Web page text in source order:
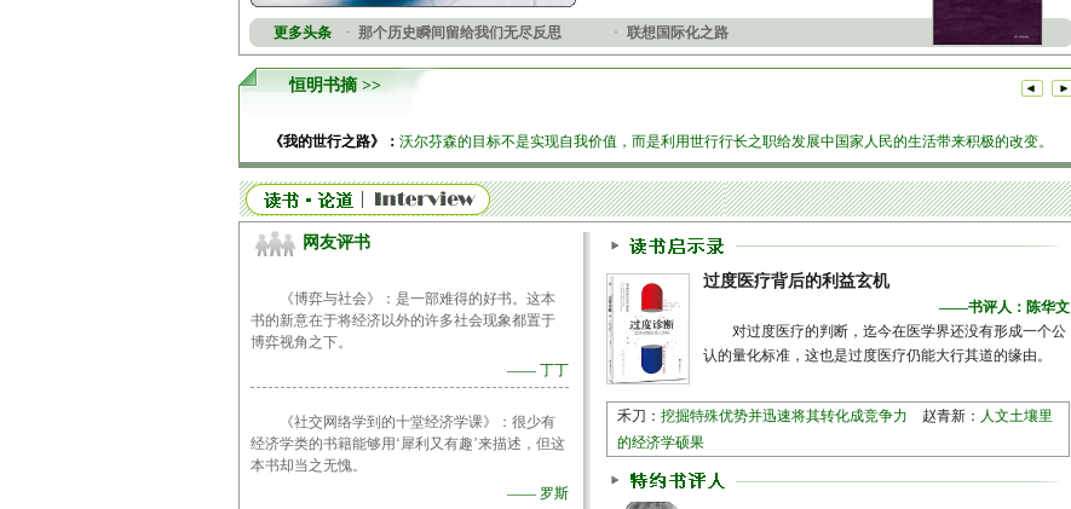
更多头条 · 那个历史瞬间留给我们无尽反思 · 联想国际化之路
恒明书摘 >>
《我的世行之路》： 沃尔芬森的目标不是实现自我价值，而是利用世行行长之职给发展中国家人民的生活带来积极的改变。
网友评书
《博弈与社会》：是一部难得的好书。这本
书的新意在于将经济以外的许多社会现象都置于
博弈视角之下。
—— 丁丁
《社交网络学到的十堂经济学课》：很少有
经济学类的书籍能够用‘犀利又有趣’来描述，但这
本书却当之无愧。
—— 罗斯
过度医疗背后的利益玄机
——书评人：陈华文
对过度医疗的判断，迄今在医学界还没有形成一个公
认的量化标准，这也是过度医疗仍能大行其道的缘由。
禾刀： 挖掘特殊优势并迅速将其转化成竞争力 赵青新： 人文土壤里
的经济学硕果